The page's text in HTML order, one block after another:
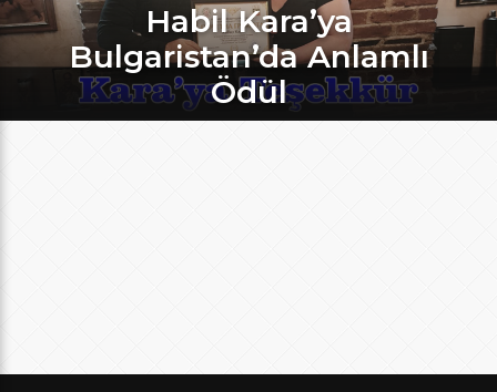
Habil Kara’ya
Bulgaristan’da Anlamlı
Ödül